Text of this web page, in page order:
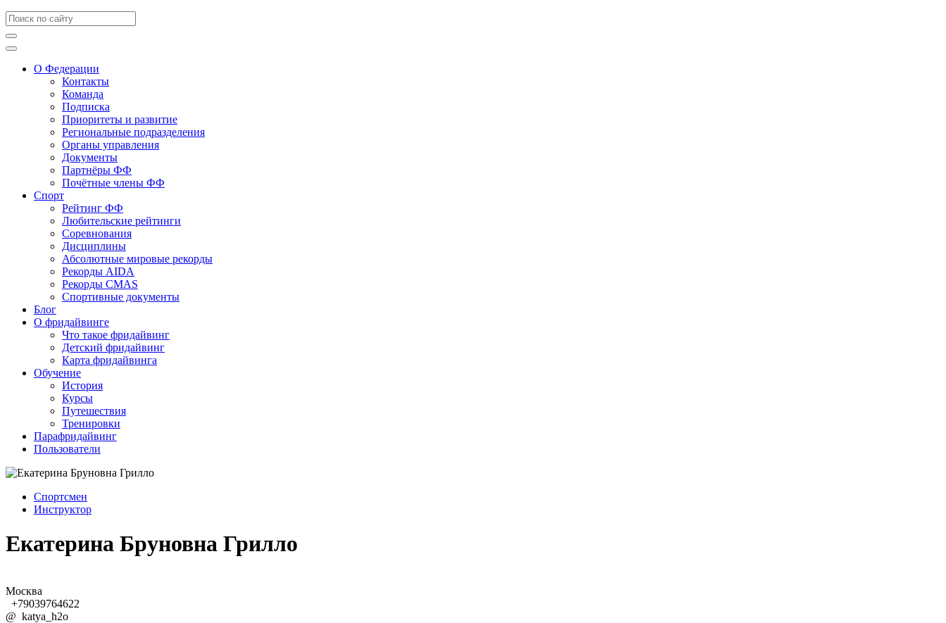
О Федерации
Контакты
Команда
Подписка
Приоритеты и развитие
Региональные подразделения
Органы управления
Документы
Партнёры ФФ
Почётные члены ФФ
Спорт
Рейтинг ФФ
Любительские рейтинги
Соревнования
Дисциплины
Абсолютные мировые рекорды
Рекорды AIDA
Рекорды CMAS
Спортивные документы
Блог
О фридайвинге
Что такое фридайвинг
Детский фридайвинг
Карта фридайвинга
Обучение
История
Курсы
Путешествия
Тренировки
Парафридайвинг
Пользователи
Спортсмен
Инструктор
Екатерина Бруновна Грилло
Москва
+79039764622
@ katya_h2o